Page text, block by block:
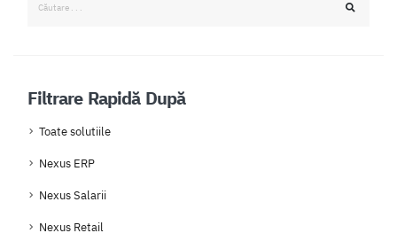
Filtrare Rapidă După
Toate solutiile
Nexus ERP
Nexus Salarii
Nexus Retail